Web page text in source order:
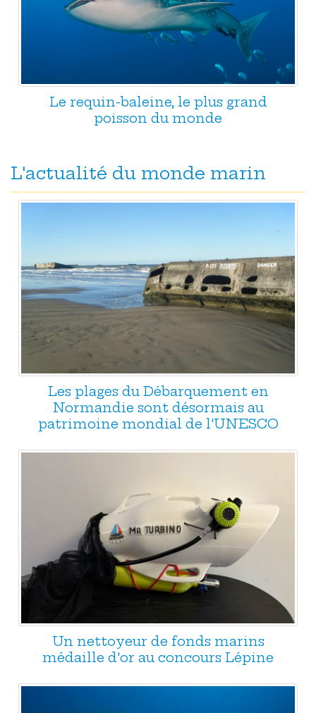
Le requin-baleine, le plus grand
poisson du monde
L'actualité du monde marin
Les plages du Débarquement en
Normandie sont désormais au
patrimoine mondial de l'UNESCO
Un nettoyeur de fonds marins
médaille d'or au concours Lépine